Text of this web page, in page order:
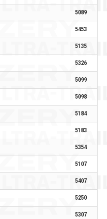
5089
5453
5135
5326
5099
5098
5184
5183
5354
5107
5407
5250
5307